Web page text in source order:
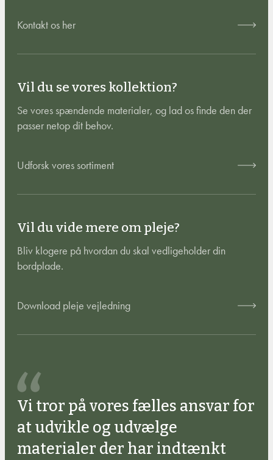
Kontakt os her
Vil du se vores kollektion?
Se vores spændende materialer, og lad os finde den der
passer netop dit behov.
Udforsk vores sortiment
Vil du vide mere om pleje?
Bliv klogere på hvordan du skal vedligeholder din
bordplade.
Download pleje vejledning
Vi tror på vores fælles ansvar for
at udvikle og udvælge
materialer der har indtænkt